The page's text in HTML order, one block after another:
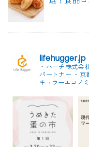
lifehugger.jp
・ハーチ株式会
パートナー ・
キュラーエコノ